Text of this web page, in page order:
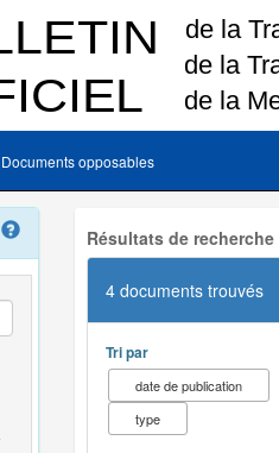
Documents opposables
Résultats de
4 documents trouvés
Tri par
date de publication
type